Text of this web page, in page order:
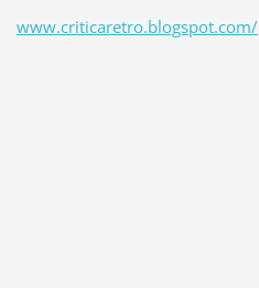
www.criticaretro.blogspot.com/